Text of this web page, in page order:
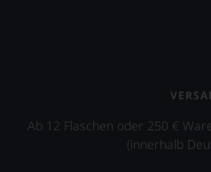
Ab 12 Flaschen oder 250 €
(innerhalb